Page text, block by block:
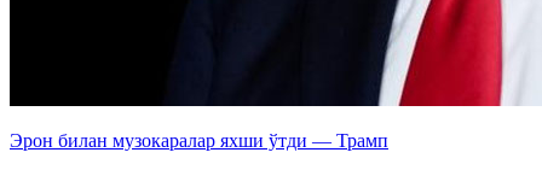
Эрон билан музокаралар яхши ўтди — Трамп